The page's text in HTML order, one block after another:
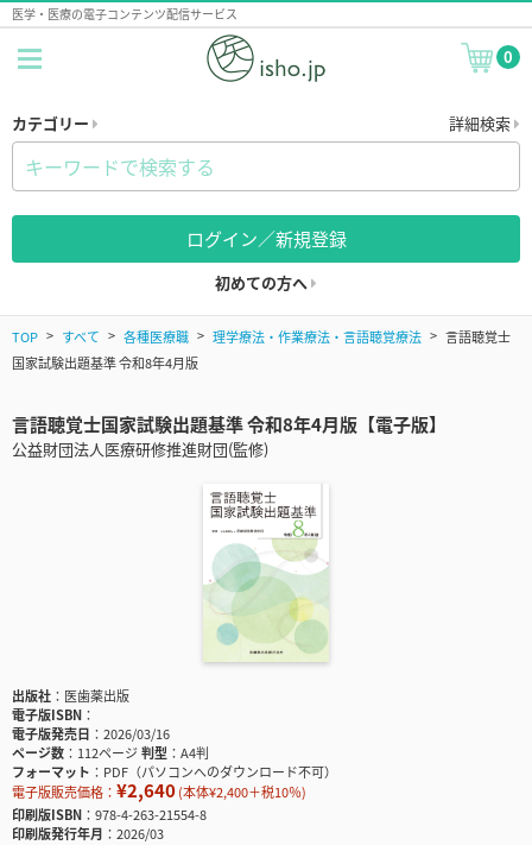
医学・医療の電子コンテンツ配信サービス
0
カテゴリー 詳細検索
ログイン／新規登録
初めての方へ
TOP すべて 各種医療職 理学療法・作業療法・言語聴覚療法
言語聴覚士
国家試験出題基準 令和8年4月版
言語聴覚士国家試験出題基準 令和8年4月版【電子版】
公益財団法人医療研修推進財団(監修)
出版社
医歯薬出版
電子版ISBN
電子版発売日
2026/03/16
ページ数
112ページ判型
A4判
フォーマット
PDF（パソコンへのダウンロード不可）
電子版販売価格： ¥2,640(本体¥2,400＋税10％)
印刷版ISBN
978-4-263-21554-8
印刷版発行年月
2026/03